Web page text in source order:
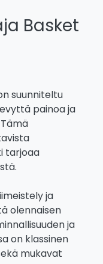
Basket
suunniteltu
painoa ja
tarjoaa
ja
olennaisen
ja
on klassinen
mukavat